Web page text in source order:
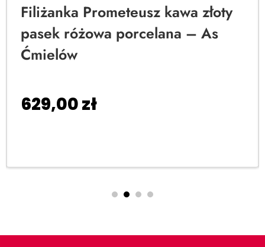
Filiżanka Prometeusz kawa złoty
pasek różowa porcelana – As
Ćmielów
629,00zł